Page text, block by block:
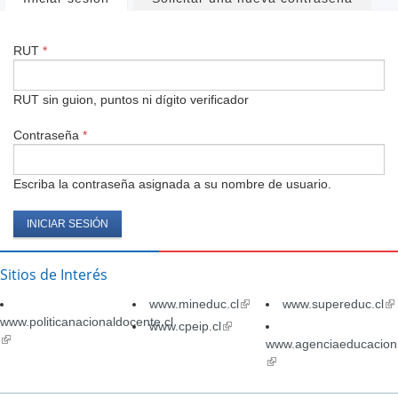
RUT *
RUT sin guion, puntos ni dígito verificador
Contraseña *
Escriba la contraseña asignada a su nombre de usuario.
Sitios de Interés
www.politicanacionaldocente.cl
(link
www.mineduc.cl(link
external)
www.supereduc.cl
www.cpeip.cl(link
external)(link